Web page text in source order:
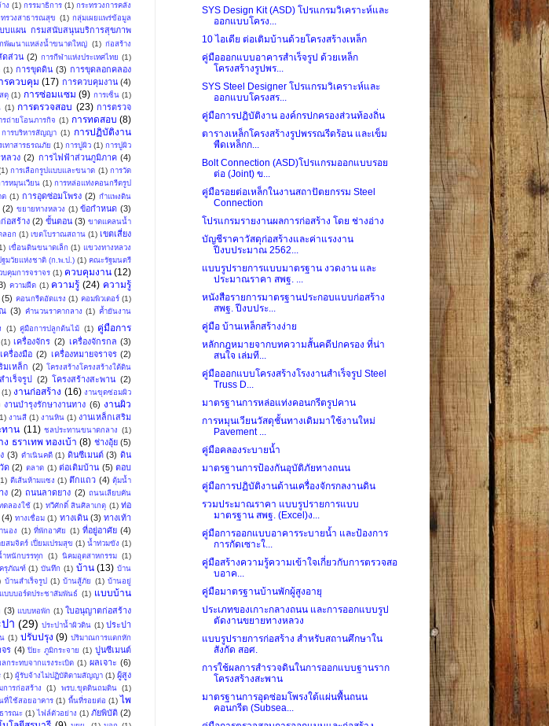
ง (1) กรรมาธิการ (1) กระทรวงการคลัง
ทรวงสาธารณสุข (1) กลุ่มเผยแพร่ข้อมูล
บแผน กรมสนับสนุนบริการสุขภาพ
พัฒนาแหล่งน้ำขนาดใหญ่ (1) ก่อสร้าง
ดส่วน (2) การกีฬาแห่งประเทศไทย (1)
(1) การขุดดิน (3) การขุดลอกคลอง
รควบคุม (17) การควบคุมงาน (4)
ดุ (1) การซ่อมแซม (9) การเซ็น (1)
(1) การตรวจสอบ (23) การตรวจ
รถ่ายโอนภารกิจ (1) การทดสอบ (8)
การบริหารสัญญา (1) การปฏิบัติงาน
ทาสารธรณภัย (1) การปูผิว (1) การปูผิว
ลวง (2) การไฟฟ้าส่วนภูมิภาค (4)
การเลือกรูปแบบและขนาด (1) การวัด
รหมุนเวียน (1) การหล่อแท่งคอนกรีตรูป
ต (1) การอุดซ่อมโพรง (2) กำแพงดิน
(2) ขยายทางหลวง (1) ข้อกำหนด (3)
อสร้าง (2) ขั้นตอน (3) ขาดแคลนน้ำ
ลอก (1) เขตโบราณสถาน (1) เขตเสี่ยง
เขื่อนดินขนาดเล็ก (1) แขวงทางหลวง
มวัยแห่งชาติ (ก.พ.ป.) (1) คณะรัฐมนตรี
บคุมการจราจร (1) ควบคุมงาน (12)
ความฝืด (1) ความรู้ (24) ความรู้
(5) คอนกรีตอัดแรง (1) คอมพิวเตอร์ (1)
(3) คำนวนราคากลาง (1) ค้ำยันงาน
(1) คู่มือการปลูกต้นไม้ (1) คู่มือการ
(1) เครื่องจักร (2) เครื่องจักรกล (3)
เครื่องมือ (2) เครื่องหมายจราจร (2)
มเหล็ก (2) โครงสร้างโครงสร้างใต้ดิน
ำเร็จรูป (2) โครงสร้างสะพาน (2)
(1) งานก่อสร้าง (16) งานขุดซ่อมผิว
งานบำรุงรักษางานทาง (6) งานผิว
งานสี (1) งานหิน (1) งานเหล็กเสริม
ทาน (11) ชลประทานขนาดกลาง (1)
ง ธราเทพ ทองเบ้า (8) ช่างอุ้ย (5)
(3) ดำเนินคดี (1) ดินซีเมนต์ (3) ดิน
ด (2) ตลาด (1) ต่อเติมบ้าน (5) ตอบ
ตีเส้นห้ามแซง (1) ตึกแถว (4) ตุ้มน้ำ
ง (2) ถนนลาดยาง (2) ถนนเลียบคัน
ดลองใช้ (1) ทวีศักดิ์ สินศิลาเกตุ (1) ท่อ
(4) ทางเชื่อม (1) ทางเดิน (3) ทางเท้า
นอง (1) ที่พักอาศัย (1) ที่อยู่อาศัย (4)
สมจิตร์ เปี่ยมเปรมสุข (1) น้ำท่วมขัง (1)
ำหนักบรรทุก (1) นิคมอุตสาหกรรม (1)
ครุภัณฑ์ (1) บันทึก (1) บ้าน (13) บ้าน
บ้านสำเร็จรูป (1) บ้านสู้ภัย (1) บ้านอยู่
แบบบอร์ดประชาสัมพันธ์ (1) แบบบ้าน
(3) แบบหอพัก (1) ใบอนุญาตก่อสร้าง
า (29) ประปาน้ำผิวดิน (1) ประปา
(1) ปรับปรุง (9) ปริมาณการแตกหัก
ร (4) ปิยะ ภูมิกระจาย (1) ปูนซีเมนต์
ลกระทบจากแรงระเบิด (1) ผลเจาะ (6)
(1) ผู้รับจ้างไม่ปฏิบัติตามสัญญา (1) ผู้สูง
ารก่อสร้าง (1) พรบ.ขุดดินถมดิน (1)
ที่ใช้สอยอาคาร (1) พื้นที่รอยต่อ (1) ไพ
ารณะ (1) ไฟล์ตัวอย่าง (1) ภัยพิบัติ (2)
SYS Design Kit (ASD) โปรแกรมวิเคราะห์และ
ออกแบบโครง...
10 ไอเดีย ต่อเติมบ้านด้วยโครงสร้างเหล็ก
คู่มือออกแบบอาคารสำเร็จรูป ด้วยเหล็ก
โครงสร้างรูปพร...
SYS Steel Designer โปรแกรมวิเคราะห์และ
ออกแบบโครงสร...
คู่มือการปฏิบัติงาน องค์กรปกครองส่วนท้องถิ่น
ตารางเหล็กโครงสร้างรูปพรรณรีดร้อน และเข็ม
พืดเหล็กก...
Bolt Connection (ASD)โปรแกรมออกแบบรอย
ต่อ (Joint) ข...
คู่มือรอยต่อเหล็กในงานสถาปัตยกรรม Steel
Connection
โปรแกรมรายงานผลการก่อสร้าง โดย ช่างอ่าง
บัญชีราคาวัสดุก่อสร้างและค่าแรงงาน
ปีงบประมาณ 2562...
แบบรูปรายการแบบมาตรฐาน งวดงาน และ
ประมาณราคา สพฐ. ...
หนังสือรายการมาตรฐานประกอบแบบก่อสร้าง
สพฐ. ปีงบประ...
คู่มือ บ้านเหล็กสร้างง่าย
หลักกฎหมายจากบทความสั้นคดีปกครอง ที่น่า
สนใจ เล่มที...
คู่มือออกแบบโครงสร้างโรงงานสำเร็จรูป Steel
Truss D...
มาตรฐานการหล่อแท่งคอนกรีตรูปคาน
การหมุนเวียนวัสดุชั้นทางเดิมมาใช้งานใหม่
Pavement ...
คู่มือคลองระบายน้ำ
มาตรฐานการป้องกันอุบัติภัยทางถนน
คู่มือการปฏิบัติงานด้านเครื่องจักรกลงานดิน
รวมประมาณราคา แบบรูปรายการแบบ
มาตรฐาน สพฐ. (Excel)ง...
คู่มือการออกแบบอาคารระบายน้ำ และป้องการ
การกัดเซาะใ...
คู่มือสร้างความรู้ความเข้าใจเกี่ยวกับการตรวจสอ
บอาค...
คู่มือมาตรฐานบ้านพักผู้สูงอายุ
ประเภทของเกาะกลางถนน และการออกแบบรูป
ตัดงานขยายทางหลวง
แบบรูปรายการก่อสร้าง สำหรับสถานศึกษาใน
สังกัด สอศ.
การใช้ผลการสำรวจดินในการออกแบบฐานราก
โครงสร้างสะพาน
มาตรฐานการอุดซ่อมโพรงใต้แผ่นพื้นถนน
คอนกรีต (Subsea...